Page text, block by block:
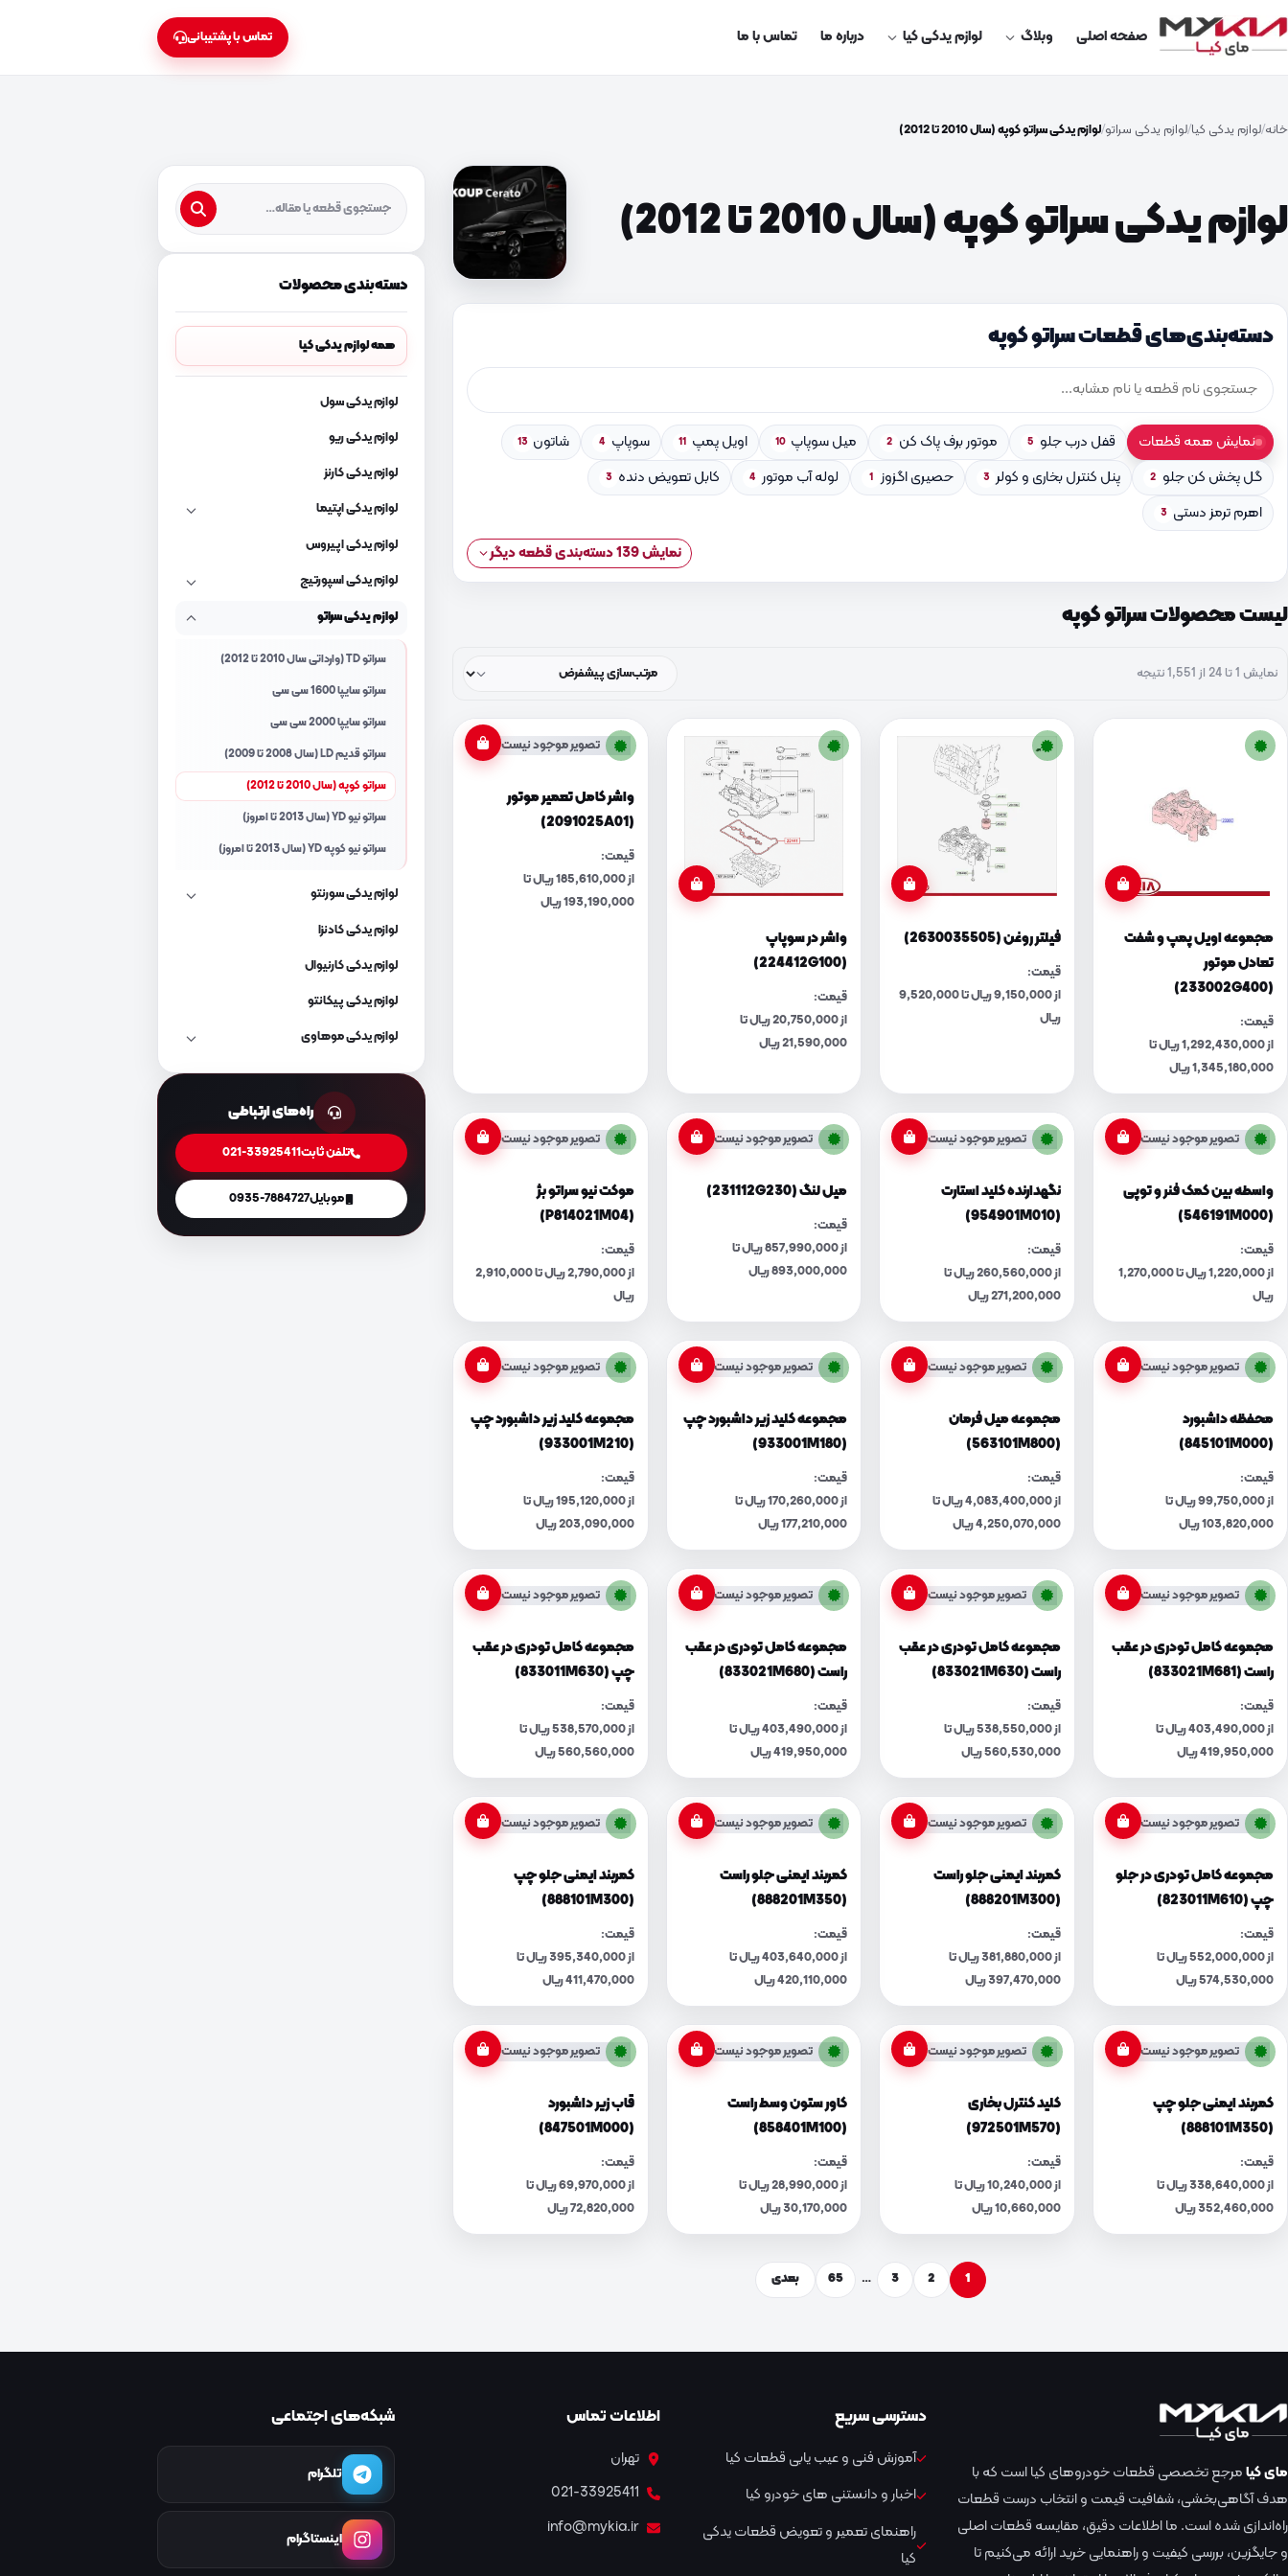
صفحه اصلی وبلاگ لوازم یدکی کیا درباره ما تماس با ما تماس با پشتیبانی
خانه لوازم یدکی کیا لوازم یدکی سراتو لوازم یدکی سراتو کوپه (سال 2010 تا 2012)
لوازم یدکی سراتو کوپه (سال 2010 تا 2012)
دسته‌بندی‌های قطعات سراتو کوپه
نمایش همه قطعات قفل درب جلو 5 موتور برف پاک کن 2 میل سوپاپ 10 اویل پمپ 11 سوپاپ 4 شاتون 13
گل پخش کن جلو 2 پنل کنترل بخاری و کولر 3 حصیری اگزوز 1 لوله آب موتور 4 کابل تعویض دنده 3
اهرم ترمز دستی 3
نمایش 139 دسته‌بندی قطعه دیگر
لیست محصولات سراتو کوپه
نمایش 1 تا 24 از 1,551 نتیجه
مجموعه اویل پمپ و شفت
تعادل موتور
(233002G400)
قیمت:
از 1,292,430,000 ریال تا
1,345,180,000 ریال
فیلتر روغن (2630035505)
قیمت:
از 9,150,000 ریال تا 9,520,000
ریال
واشر در سوپاپ
(224412G100)
قیمت:
از 20,750,000 ریال تا
21,590,000 ریال
تصویر موجود نیست
واشر کامل تعمیر موتور
(2091025A01)
قیمت:
از 185,610,000 ریال تا
193,190,000 ریال
تصویر موجود نیست
واسطه بین کمک فنر و توپی
(546191M000)
قیمت:
از 1,220,000 ریال تا 1,270,000
ریال
تصویر موجود نیست
نگهدارنده کلید استارت
(954901M010)
قیمت:
از 260,560,000 ریال تا
271,200,000 ریال
تصویر موجود نیست
میل لنگ (231112G230)
قیمت:
از 857,990,000 ریال تا
893,000,000 ریال
تصویر موجود نیست
موکت نیو سراتو بژ
(P814021M04)
قیمت:
از 2,790,000 ریال تا 2,910,000
ریال
تصویر موجود نیست
محفظه داشبورد
(845101M000)
قیمت:
از 99,750,000 ریال تا
103,820,000 ریال
تصویر موجود نیست
مجموعه میل فرمان
(563101M800)
قیمت:
از 4,083,400,000 ریال تا
4,250,070,000 ریال
تصویر موجود نیست
مجموعه کلید زیر داشبورد چپ
(933001M180)
قیمت:
از 170,260,000 ریال تا
177,210,000 ریال
تصویر موجود نیست
مجموعه کلید زیر داشبورد چپ
(933001M210)
قیمت:
از 195,120,000 ریال تا
203,090,000 ریال
تصویر موجود نیست
مجموعه کامل تودری در عقب
راست (833021M681)
قیمت:
از 403,490,000 ریال تا
419,950,000 ریال
تصویر موجود نیست
مجموعه کامل تودری در عقب
راست (833021M630)
قیمت:
از 538,550,000 ریال تا
560,530,000 ریال
تصویر موجود نیست
مجموعه کامل تودری در عقب
راست (833021M680)
قیمت:
از 403,490,000 ریال تا
419,950,000 ریال
تصویر موجود نیست
مجموعه کامل تودری در عقب
چپ (833011M630)
قیمت:
از 538,570,000 ریال تا
560,560,000 ریال
تصویر موجود نیست
مجموعه کامل تودری در جلو
چپ (823011M610)
قیمت:
از 552,000,000 ریال تا
574,530,000 ریال
تصویر موجود نیست
کمربند ایمنی جلو راست
(888201M300)
قیمت:
از 381,880,000 ریال تا
397,470,000 ریال
تصویر موجود نیست
کمربند ایمنی جلو راست
(888201M350)
قیمت:
از 403,640,000 ریال تا
420,110,000 ریال
تصویر موجود نیست
کمربند ایمنی جلو چپ
(888101M300)
قیمت:
از 395,340,000 ریال تا
411,470,000 ریال
تصویر موجود نیست
کمربند ایمنی جلو چپ
(888101M350)
قیمت:
از 338,640,000 ریال تا
352,460,000 ریال
تصویر موجود نیست
کلید کنترل بخاری
(972501M570)
قیمت:
از 10,240,000 ریال تا
10,660,000 ریال
تصویر موجود نیست
کاور ستون وسط راست
(858401M100)
قیمت:
از 28,990,000 ریال تا
30,170,000 ریال
تصویر موجود نیست
قاب زیر داشبورد
(847501M000)
قیمت:
از 69,970,000 ریال تا
72,820,000 ریال
1
2
3
…
65 بعدی
دسته‌بندی محصولات
همه لوازم یدکی کیا
لوازم یدکی سول
لوازم یدکی ریو
لوازم یدکی کارنز
لوازم یدکی اپتیما
لوازم یدکی اپیروس
لوازم یدکی اسپورتیج
لوازم یدکی سراتو
سراتو TD (وارداتی سال 2010 تا 2012)
سراتو سایپا 1600 سی سی
سراتو سایپا 2000 سی سی
سراتو قدیم LD (سال 2008 تا 2009)
سراتو کوپه (سال 2010 تا 2012)
سراتو نیو YD (سال 2013 تا امروز)
سراتو نیو کوپه YD (سال 2013 تا امروز)
لوازم یدکی سورنتو
لوازم یدکی کادنزا
لوازم یدکی کارنیوال
لوازم یدکی پیکانتو
لوازم یدکی موهاوی
راه‌های ارتباطی
تلفن ثابت021-33925411
موبایل0935-7884727
مای کیامرجع تخصصی قطعات خودروهای کیا است که با
هدف آگاهی‌بخشی، شفافیت قیمت و انتخاب درست قطعات
راه‌اندازی شده است. ما اطلاعات دقیق، مقایسه قطعات اصلی
و جایگزین، بررسی کیفیت و راهنمایی خرید ارائه می‌کنیم تا
دسترسی سریع
آموزش فنی و عیب یابی قطعات کیا
اخبار و دانستنی های خودرو کیا
راهنمای تعمیر و تعویض قطعات یدکی
کیا
اطلاعات تماس
تهران
021-33925411
info@mykia.ir
شبکه‌های اجتماعی
تلگرام
اینستاگرام